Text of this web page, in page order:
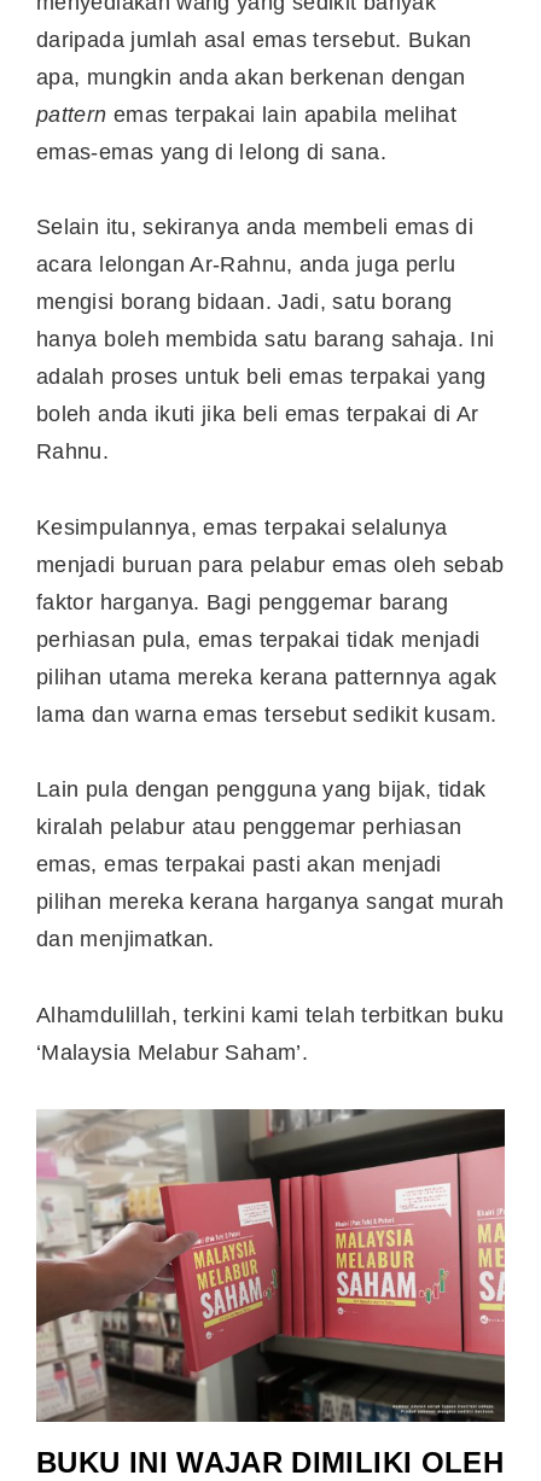
daripada jumlah asal emas tersebut. Bukan
apa, mungkin anda akan berkenan dengan
pattern emas terpakai lain apabila melihat
emas-emas yang di lelong di sana.
Selain itu, sekiranya anda membeli emas di
acara lelongan Ar-Rahnu, anda juga perlu
mengisi borang bidaan. Jadi, satu borang
hanya boleh membida satu barang sahaja. Ini
adalah proses untuk beli emas terpakai yang
boleh anda ikuti jika beli emas terpakai di Ar
Rahnu.
Kesimpulannya, emas terpakai selalunya
menjadi buruan para pelabur emas oleh sebab
faktor harganya. Bagi penggemar barang
perhiasan pula, emas terpakai tidak menjadi
pilihan utama mereka kerana patternnya agak
lama dan warna emas tersebut sedikit kusam.
Lain pula dengan pengguna yang bijak, tidak
kiralah pelabur atau penggemar perhiasan
emas, emas terpakai pasti akan menjadi
pilihan mereka kerana harganya sangat murah
dan menjimatkan.
Alhamdulillah, terkini kami telah terbitkan buku
‘Malaysia Melabur Saham’.
BUKU INI WAJAR DIMILIKI OLEH